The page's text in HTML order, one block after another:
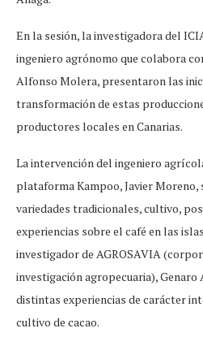
En la sesión, la investigadora del
ingeniero agrónomo que colabora
Alfonso Molera, presentaron las
transformación de estas
productores locales en Canarias.
La intervención del ingeniero
plataforma Kampoo, Javier
variedades tradicionales, cultivo,
experiencias sobre el café en las
investigador de AGROSAVIA
investigación agropecuaria), Genaro
distintas experiencias de carácter
cultivo de cacao.